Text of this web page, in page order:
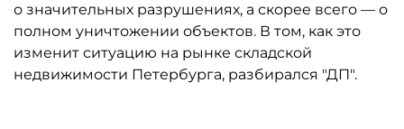
о значительных разрушениях, а скорее всего — о
полном уничтожении объектов. В том, как это
изменит ситуацию на рынке складской
недвижимости Петербурга, разбирался "ДП".